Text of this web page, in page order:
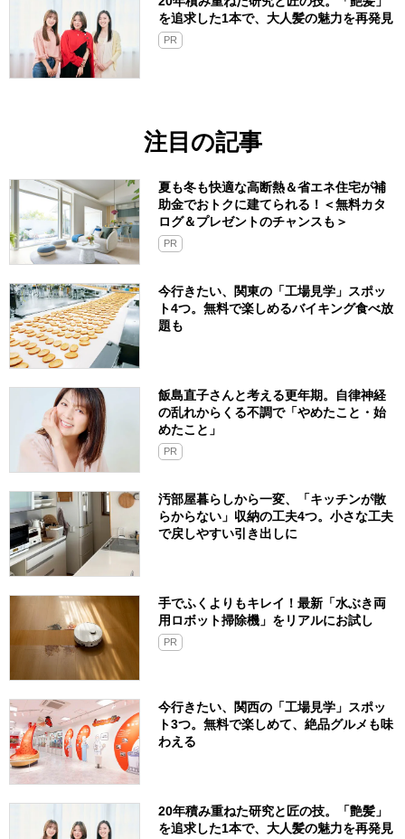
を追求した1本で、大人髪の魅力を再発見
PR
注目の記事
夏も冬も快適な高断熱＆省エネ住宅が補
助金でおトクに建てられる！＜無料カタ
ログ＆プレゼントのチャンスも＞
PR
今行きたい、関東の「工場見学」スポッ
ト4つ。無料で楽しめるバイキング食べ放
題も
飯島直子さんと考える更年期。自律神経
の乱れからくる不調で「やめたこと・始
めたこと」
PR
汚部屋暮らしから一変、「キッチンが散
らからない」収納の工夫4つ。小さな工夫
で戻しやすい引き出しに
手でふくよりもキレイ！最新「水ぶき両
用ロボット掃除機」をリアルにお試し
PR
今行きたい、関西の「工場見学」スポッ
ト3つ。無料で楽しめて、絶品グルメも味
わえる
20年積み重ねた研究と匠の技。「艶髪」
を追求した1本で、大人髪の魅力を再発見